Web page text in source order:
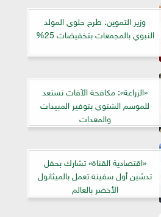
وزير التموين: طرح حلوى المولد
النبوي بالمجمعات بتخفيضات 25%
«الزراعة»: مكافحة الآفات تستعد
للموسم الشتوي بتوفير المبيدات
والمعدات
«اقتصادية القناة» تشارك بحفل
تدشين أول سفينة تعمل بالميثانول
الأخضر بالعالم